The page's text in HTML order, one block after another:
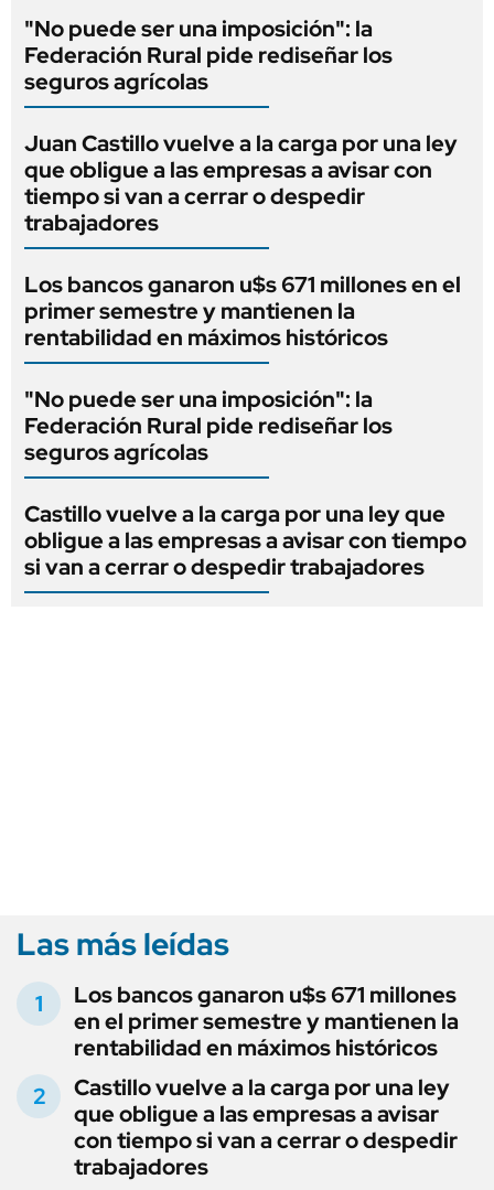
"No puede ser una imposición": la
Federación Rural pide rediseñar los
seguros agrícolas
Juan Castillo vuelve a la carga por una ley
que obligue a las empresas a avisar con
tiempo si van a cerrar o despedir
trabajadores
Los bancos ganaron u$s 671 millones en el
primer semestre y mantienen la
rentabilidad en máximos históricos
"No puede ser una imposición": la
Federación Rural pide rediseñar los
seguros agrícolas
Castillo vuelve a la carga por una ley que
obligue a las empresas a avisar con tiempo
si van a cerrar o despedir trabajadores
Las más leídas
Los bancos ganaron u$s 671 millones
en el primer semestre y mantienen la
rentabilidad en máximos históricos
Castillo vuelve a la carga por una ley
que obligue a las empresas a avisar
con tiempo si van a cerrar o despedir
trabajadores